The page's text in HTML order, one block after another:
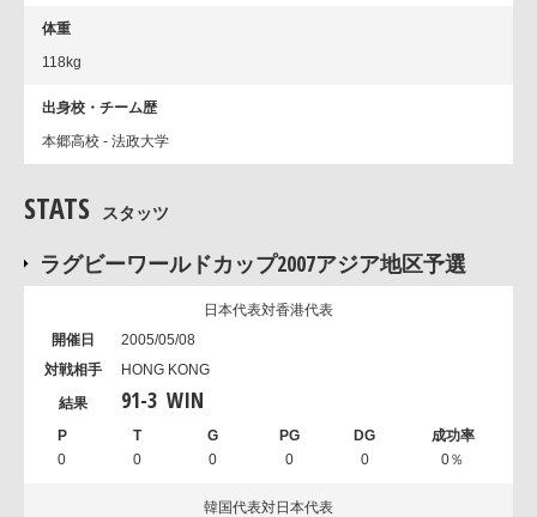
体重
118kg
出身校・チーム歴
本郷高校 - 法政大学
STATS スタッツ
ラグビーワールドカップ2007アジア地区予選
日本代表対香港代表
2005/05/08
HONG KONG
91-3 WIN
0 0 0 0 0 0％
韓国代表対日本代表